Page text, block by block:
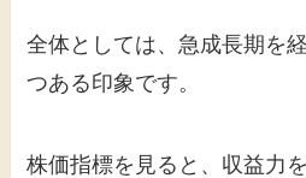
全体としては、急成長期を
つある印象です。
株価指標を見ると、収益力